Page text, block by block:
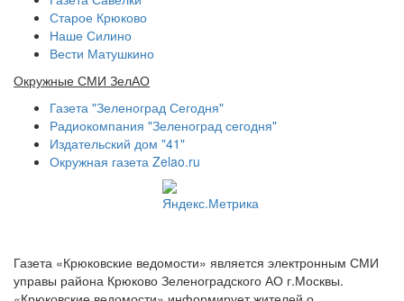
Старое Крюково
Наше Силино
Вести Матушкино
Окружные СМИ ЗелАО
Газета "Зеленоград Сегодня"
Радиокомпания "Зеленоград сегодня"
Издательский дом "41"
Окружная газета Zelao.ru
Газета «Крюковские ведомости» является электронным СМИ
управы района Крюково Зеленоградского АО г.Москвы.